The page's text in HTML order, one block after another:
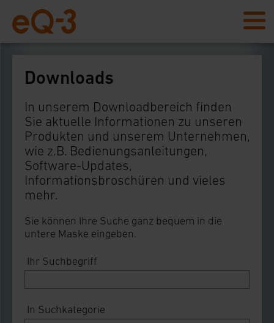
Downloads
In unserem Downloadbereich finden
Sie aktuelle Informationen zu unseren
Produkten und unserem Unternehmen,
wie z.B. Bedienungsanleitungen,
Software-Updates,
Informationsbroschüren und vieles
mehr.
Sie können Ihre Suche ganz bequem in die
untere Maske eingeben.
Ihr Suchbegriff
In Suchkategorie